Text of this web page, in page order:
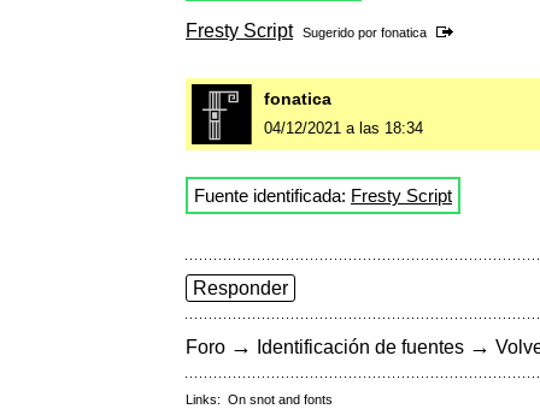
Fresty Script Sugerido por fonatica
fonatica
04/12/2021 a las 18:34
Fuente identificada: Fresty Script
Responder
Foro → Identificación de fuentes →
Links: On snot and fonts